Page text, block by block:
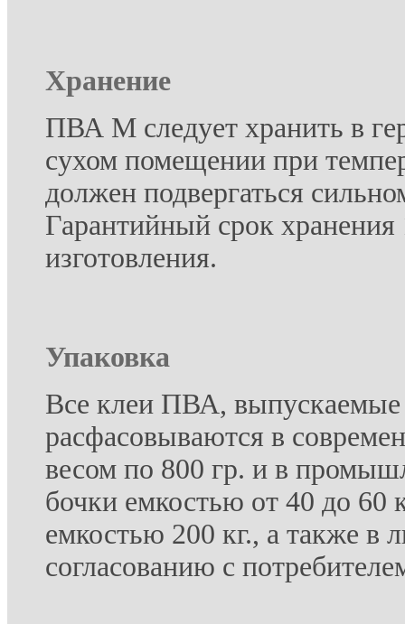
Хранение
ПВА М следует хранить в
сухом помещении при
должен подвергаться
Гарантийный срок хранения
изготовления.
Упаковка
Все клеи ПВА, выпускаемые
расфасовываются в
весом по 800 гр. и в
бочки емкостью от 40 до 60
емкостью 200 кг., а также в
согласованию с